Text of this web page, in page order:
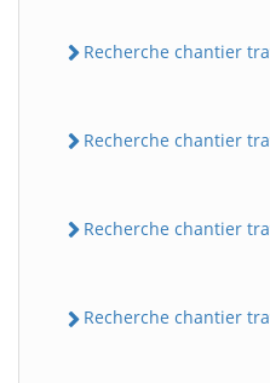
Recherche chantier
Recherche chantier
Recherche chantier
Recherche chantier